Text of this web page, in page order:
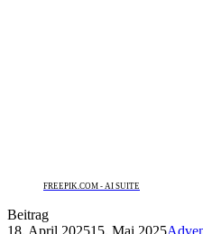
FREEPIK.COM - AI SUITE
Beitrag